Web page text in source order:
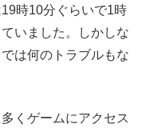
時10分ぐらいで1時
いました。しかしな
は何のトラブルもな
くゲームにアクセス